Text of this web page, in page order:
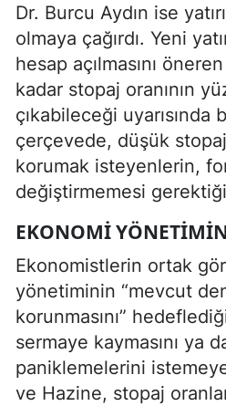
Dr. Burcu Aydın ise
olmaya çağırdı. Yeni
hesap açılmasını
kadar stopaj oranının
çıkabileceği uyarısında
çerçevede, düşük
korumak isteyenlerin,
değiştirmemesi
EKONOMI
Ekonomistlerin ortak
yönetiminin “mevcut
korunmasını”
sermaye kaymasını ya
paniklemelerini
ve Hazine, stopaj